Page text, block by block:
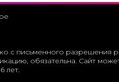
с письменного разрешения
обязательна. Сайт
лет.